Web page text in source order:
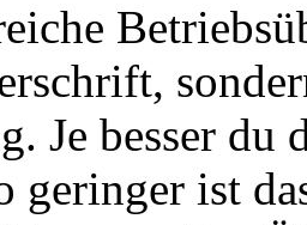
Je besser
geringer ist